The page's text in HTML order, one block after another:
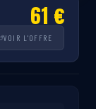
61 €
VOIR L'OFFRE